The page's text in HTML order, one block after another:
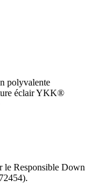
polyvalente
éclair YKK®
le Responsible Down